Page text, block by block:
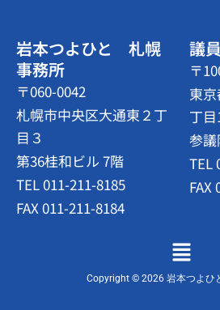
岩本つよひと 札幌
事務所
〒060-0042
札幌市中央区大通東２丁
目３
第36桂和ビル 7階
TEL 011-211-8185
FAX 011-211-8184
議
〒
東
丁
参
TEL
FAX
メ
ニ
ュ
Copyright © 2026 岩本つよひ